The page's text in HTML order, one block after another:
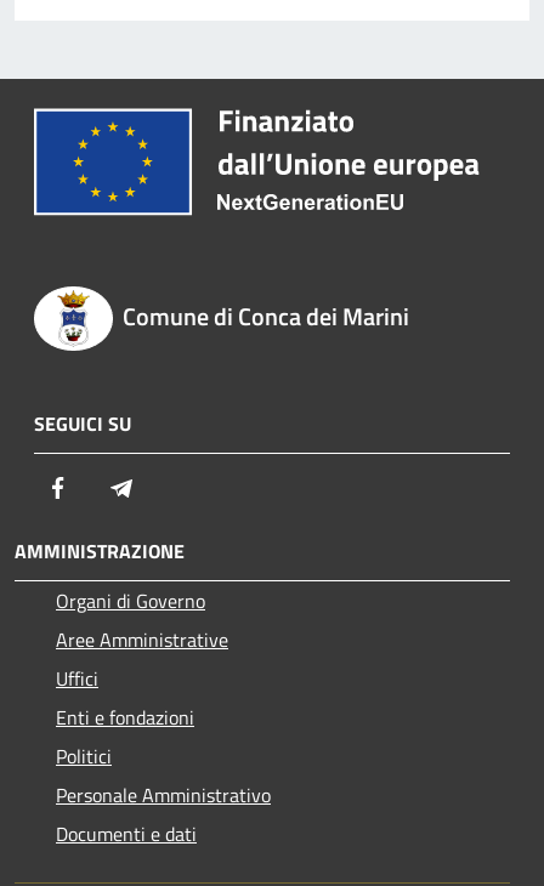
Comune di Conca dei Marini
SEGUICI SU
Facebook
AMMINISTRAZIONE
Organi di Governo
Aree Amministrative
Uffici
Enti e fondazioni
Politici
Personale Amministrativo
Documenti e dati